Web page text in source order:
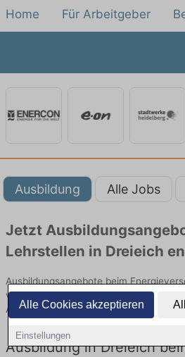
Alle Cookies akzeptieren
Einstellungen
Home Für Arbeitgeber
Ausbildung Alle Jobs
Jetzt
Lehrstellen in Dreieich
Ausbildungsangebote beim
von namhaften Firmen. Entdecken Sie
Arbeitgebern und bewerben Sie sich
Ausbildung in Dreieich